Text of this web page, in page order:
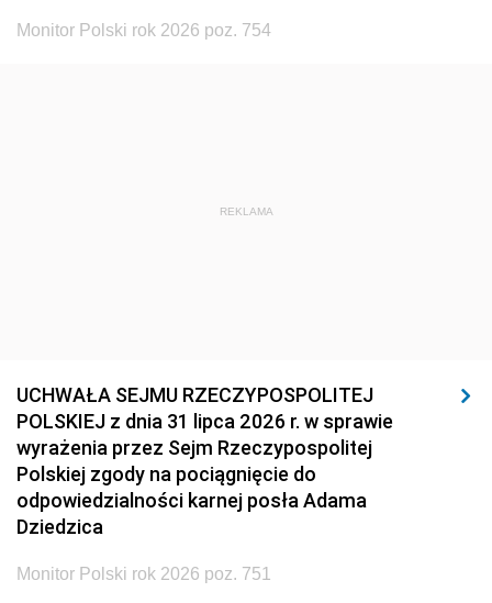
Monitor Polski rok 2026 poz. 754
REKLAMA
UCHWAŁA SEJMU RZECZYPOSPOLITEJ
POLSKIEJ z dnia 31 lipca 2026 r. w sprawie
wyrażenia przez Sejm Rzeczypospolitej
Polskiej zgody na pociągnięcie do
odpowiedzialności karnej posła Adama
Dziedzica
Monitor Polski rok 2026 poz. 751